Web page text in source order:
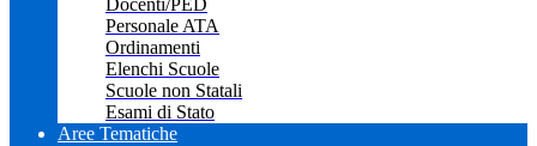
Docenti/PED
Personale ATA
Ordinamenti
Elenchi Scuole
Scuole non Statali
Esami di Stato
Aree Tematiche